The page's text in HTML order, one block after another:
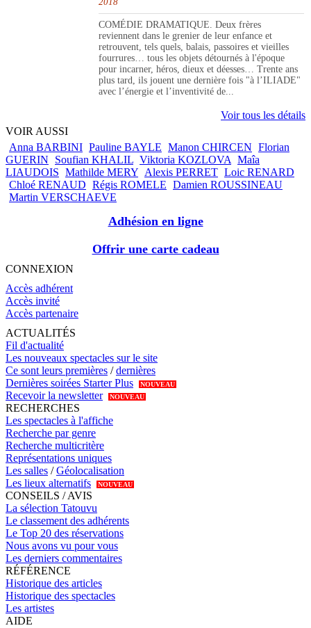
COMÉDIE DRAMATIQUE. Deux frères
reviennent dans le grenier de leur enfance et
retrouvent, tels quels, balais, passoires et vieilles
fourrures… tous les objets détournés à l'époque
pour incarner, héros, dieux et déesses… Trente ans
plus tard, ils jouent une dernière fois "à l’ILIADE"
avec l’énergie et l’inventivité de...
Voir tous les détails
VOIR AUSSI
Anna BARBINI Pauline BAYLE Manon CHIRCEN Florian
GUERIN
Soufian KHALIL Viktoria KOZLOVA Maîa
LIAUDOIS Mathilde MERY Alexis PERRET Loic RENARD
Chloé RENAUD Régis ROMELE Damien ROUSSINEAU
Martin VERSCHAEVE
Adhésion en ligne
Offrir une carte cadeau
CONNEXION
Accès adhérent
Accès invité
Accès partenaire
ACTUALITÉS
Fil d'actualité
Les nouveaux spectacles sur le site
Ce sont leurs premières /dernières
Dernières soirées Starter Plus
NOUVEAU
Recevoir la newsletter NOUVEAU
RECHERCHES
Les spectacles à l'affiche
Recherche par genre
Recherche multicritère
Représentations uniques
Les salles /Géolocalisation
Les lieux alternatifs
NOUVEAU
CONSEILS / AVIS
La sélection Tatouvu
Le classement des adhérents
Le Top 20 des réservations
Nous avons vu pour vous
Les derniers commentaires
RÉFÉRENCE
Historique des articles
Historique des spectacles
Les artistes
AIDE